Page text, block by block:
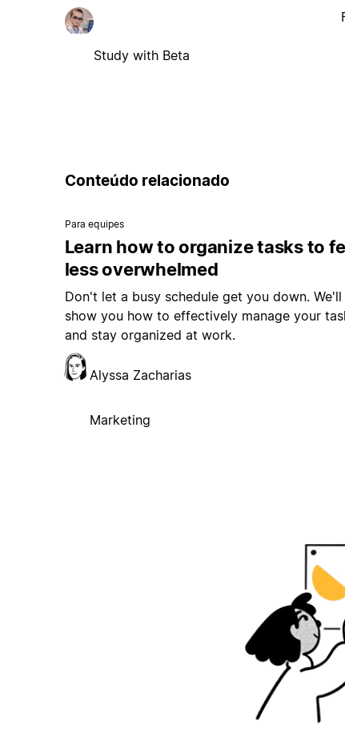
Study with Beta
Conteúdo relacionado
Para equipes
Learn how to organize tasks to
less overwhelmed
Don't let a busy schedule get you down. We'll
show you how to effectively manage your
and stay organized at work.
Alyssa Zacharias
Marketing